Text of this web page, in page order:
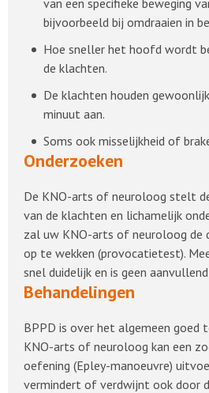
van een specifieke beweging
bijvoorbeeld bij omdraaien in
Hoe sneller het hoofd wordt
de klachten.
De klachten houden
minuut aan.
Soms ook misselijkheid of
Onderzoeken
De KNO-arts of neuroloog stelt
van de klachten en lichamelijk
zal uw KNO-arts of neuroloog de
op te wekken (provocatietest).
snel duidelijk en is geen
Behandelingen
BPPD is over het algemeen goed
KNO-arts of neuroloog kan een
oefening (Epley-manoeuvre)
vermindert of verdwijnt ook door